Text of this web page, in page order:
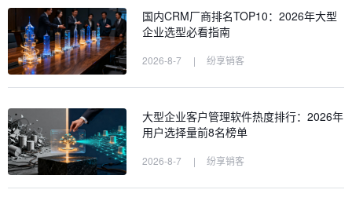
国内CRM厂商排名TOP10：2026年大型
企业选型必看指南
2026-8-7 | 纷享销客
大型企业客户管理软件热度排行：2026年
用户选择量前8名榜单
2026-8-7 | 纷享销客